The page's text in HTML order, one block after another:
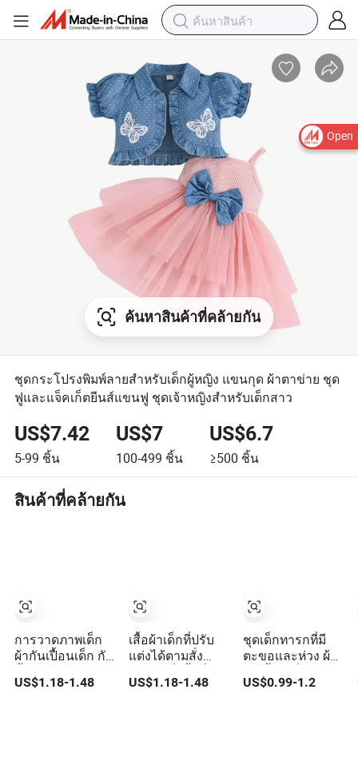
Open
ค้นหาสินค้าที่คล้ายกัน
ชุดกระโปรงพิมพ์ลายสำหรับเด็กผู้หญิง แขนกุด ผ้าตาข่าย ชุด
ฟูและแจ็คเก็ตยีนส์แขนฟู ชุดเจ้าหญิงสำหรับเด็กสาว
US$7.42
5-99 ชิ้น
US$7
100-499 ชิ้น
US$6.7
≥500 ชิ้น
สินค้าที่คล้ายกัน
การวาดภาพเด็ก
ผ้ากันเปื้อนเด็ก กัน
น้ำมัน ซิลิโคนผ้า
กันเปื้อนเด็ก
US$1.18-1.48
เสื้อผ้าเด็กที่ปรับ
แต่งได้ตามสั่ง
จำนวนสั่งซื้อต่ำ
ผ้ากันเปื้อนสำหรับ
US$1.18-1.48
ชุดเด็กทารกที่มี
ตะขอและห่วง ผ้า
กันเปื้อนเด็กทารก
ที่สวมใส่ได้ ทำจาก
US$0.99-1.2